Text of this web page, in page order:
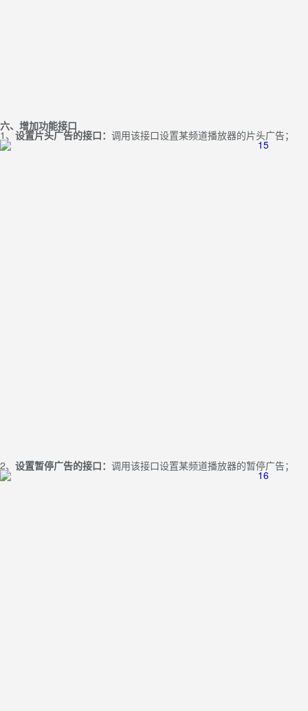
六、增加功能接口
1、 设置片头广告的接口： 调用该接口设置某频道播放器的片头广告；
2、 设置暂停广告的接口： 调用该接口设置某频道播放器的暂停广告；